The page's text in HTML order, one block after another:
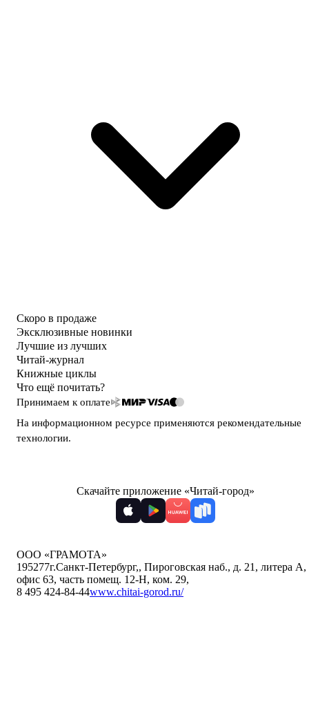
Скоро в продаже
Эксклюзивные новинки
Лучшие из лучших
Читай-журнал
Книжные циклы
Что ещё почитать?
Принимаем к оплате
На информационном ресурсе применяются рекомендательные
технологии.
Скачайте приложение «Читай-город»
ООО «ГРАМОТА»
195277г.Санкт-Петербург,, Пироговская наб., д. 21, литера А,
офис 63, часть помещ. 12-Н, ком. 29,
8 495 424-84-44www.chitai-gorod.ru/